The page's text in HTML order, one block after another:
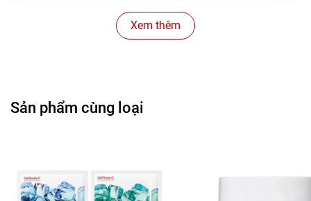
Xem thêm
Sản phẩm cùng loại